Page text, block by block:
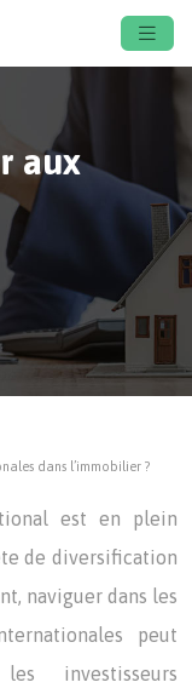
aux
dans l’immobilier ?
est en plein
de diversification
naviguer dans les
peut
investisseurs